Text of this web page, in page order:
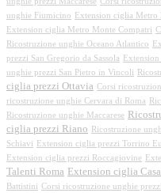
unghie Fiumicino
Extension ciglia Metro
Extension ciglia Metro Monte Compatri
Ricostruzione unghie Oceano Atlantico
prezzi San Gregorio da Sassola
unghie prezzi San Pietro in Vincoli
ciglia prezzi Ottavia Corsi
ricostruzione unghie Cervara di Roma
Ricostruzione unghie Maccarese
ciglia prezzi Riano
Ricostruzione
Schiavi
Extension ciglia prezzi Torrino
Extension ciglia prezzi Roccagiovine
Talenti Roma Extension ciglia
Battistini Corsi ricostruzione unghie